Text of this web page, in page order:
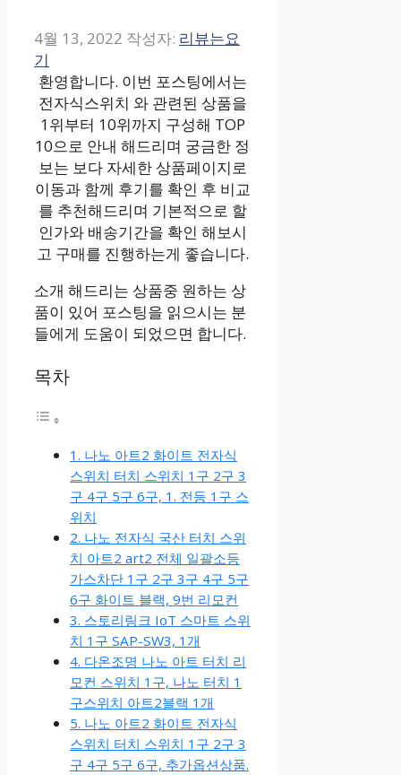
4월 13, 2022 작성자: 리뷰는요
기
환영합니다. 이번 포스팅에서는
전자식스위치 와 관련된 상품을
1위부터 10위까지 구성해 TOP
10으로 안내 해드리며 궁금한 정
보는 보다 자세한 상품페이지로
이동과 함께 후기를 확인 후 비교
를 추천해드리며 기본적으로 할
인가와 배송기간을 확인 해보시
고 구매를 진행하는게 좋습니다.
소개 해드리는 상품중 원하는 상
품이 있어 포스팅을 읽으시는 분
들에게 도움이 되었으면 합니다.
목차
1. 나노 아트2 화이트 전자식
스위치 터치 스위치 1구 2구 3
구 4구 5구 6구, 1. 전등 1구 스
위치
2. 나노 전자식 국산 터치 스위
치 아트2 art2 전체 일괄소등
가스차단 1구 2구 3구 4구 5구
6구 화이트 블랙, 9번 리모컨
3. 스토리링크 IoT 스마트 스위
치 1구 SAP-SW3, 1개
4. 다온조명 나노 아트 터치 리
모컨 스위치 1구, 나노 터치 1
구스위치 아트2블랙 1개
5. 나노 아트2 화이트 전자식
스위치 터치 스위치 1구 2구 3
구 4구 5구 6구, 추가옵션상품.